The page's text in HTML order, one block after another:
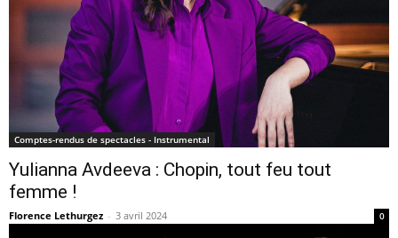
Comptes-rendus de spectacles - Instrumental
Yulianna Avdeeva : Chopin, tout feu tout
femme !
Florence Lethurgez - 3 avril 2024 0